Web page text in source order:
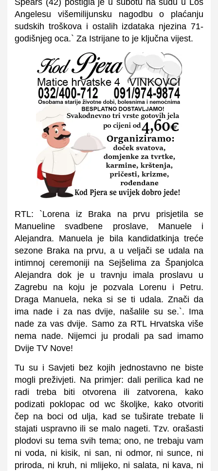
Spears (42) postigla je u subotu na sudu u Los
Angelesu višemilijunsku nagodbu o plaćanju
sudskih troškova i ostalih izdataka njezina 71-
godišnjeg oca.` Za Istrijane to je ključna vijest.
RTL: `Lorena iz Braka na prvu prisjetila se
Manueline svadbene proslave, Manuele i
Alejandra. Manuela je bila kandidatkinja treće
sezone Braka na prvu, a u veljači se udala na
intimnoj ceremoniji na Sejšelima za Španjolca
Alejandra dok je u travnju imala proslavu u
Zagrebu na koju je pozvala Lorenu i Petru.
Draga Manuela, neka si se ti udala. Znači da
ima nade i za nas dvije, našalile su se.`. Ima
nade za vas dvije. Samo za RTL Hrvatska više
nema nade. Nijemci ju prodali pa sad imamo
Dvije TV Nove!
Tu su i Savjeti bez kojih jednostavno ne biste
mogli preživjeti. Na primjer: dali perilica kad ne
radi treba biti otvorena ili zatvorena, kako
podizati poklopac od wc školjke, kako otvoriti
čep na boci od ulja, kad se tuširate trebate li
stajati uspravno ili se malo nageti. Tzv. orašasti
plodovi su tema svih tema; ono, ne trebaju vam
ni voda, ni kisik, ni san, ni odmor, ni sunce, ni
priroda, ni kruh, ni mlijeko, ni salata, ni kava, ni